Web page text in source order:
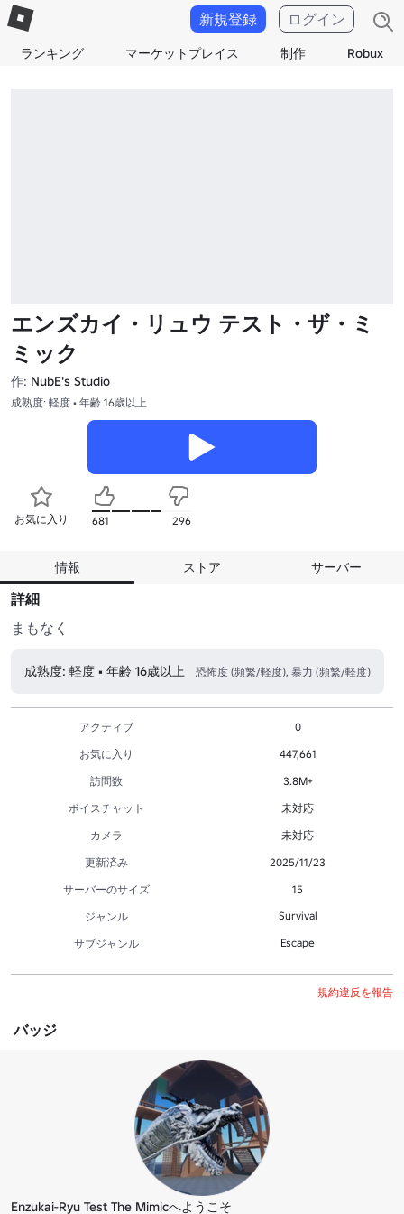
ランキング マーケットプレイス 制作 Robux
新規登録 ログイン
エンズカイ・リュウ テスト・ザ・ミ
ミック
作: NubE's Studio
成熟度: 軽度 • 年齢 16歳以上
お気に入り 681 296
情報 ストア サーバー
詳細
まもなく
成熟度: 軽度 • 年齢 16歳以上 恐怖度 (頻繁/軽度), 暴力 (頻繁/軽度)
アクティブ
0
お気に入り
447,661
訪問数
3.8M+
ボイスチャット
未対応
カメラ
未対応
更新済み
2025/11/23
サーバーのサイズ
15
ジャンル
Survival
サブジャンル Escape
規約違反を報告
バッジ
Enzukai-Ryu Test The Mimicへようこそ